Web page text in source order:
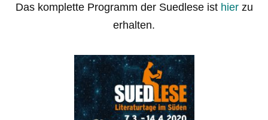
Das komplette Programm der Suedlese ist hierzu
erhalten.